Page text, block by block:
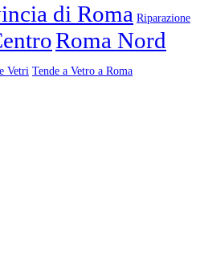
di Roma Riparazione
Roma Nord
Vetri Tende a Vetro a Roma